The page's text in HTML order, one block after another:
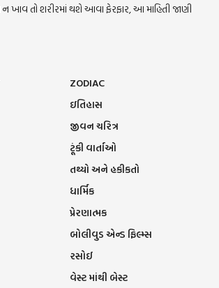
ખાવ તો શરીરમાં થશે આવા ફેરફાર, આ માહિતી જાણી
ZODIAC
ઇતિહાસ
જીવન ચરિત્ર
ટૂંકી વાર્તાઓ
તથ્યો અને હકીકતો
ધાર્મિક
પ્રેરણાત્મક
બોલીવુડ એન્ડ ફિલ્મ્સ
રસોઈ
વેસ્ટ માંથી બેસ્ટ